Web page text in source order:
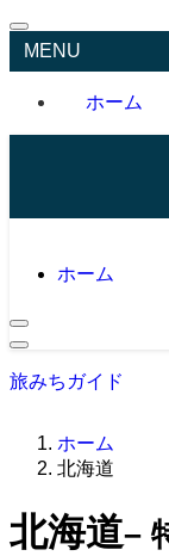
MENU
ホーム
ホーム
旅みちガイド
ホーム
北海道
北海道–